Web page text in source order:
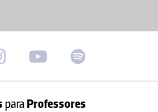
paraProfessores